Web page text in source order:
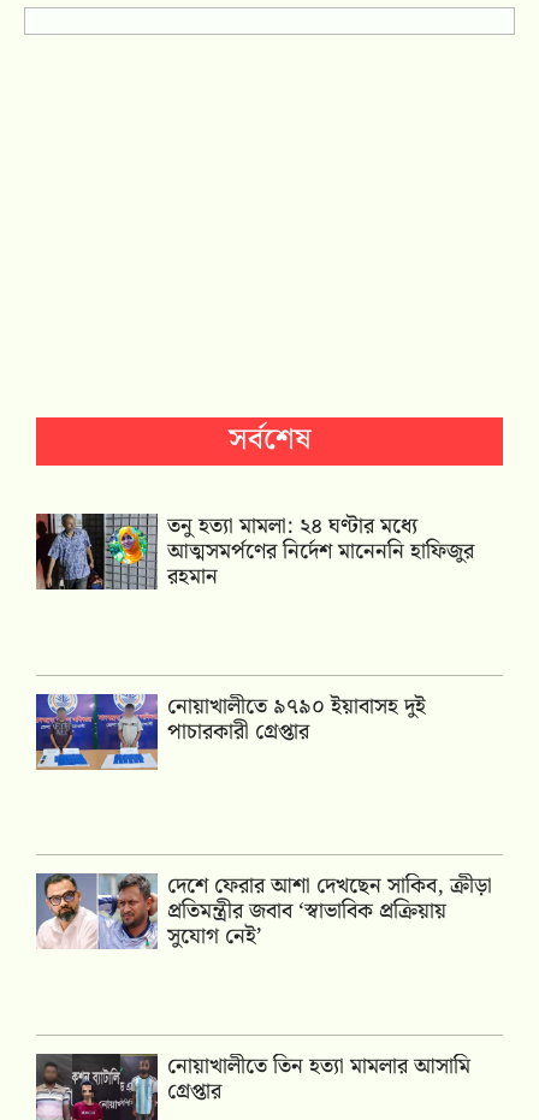
সর্বশেষ
তনু হত্যা মামলা: ২৪ ঘণ্টার মধ্যে
আত্মসমর্পণের নির্দেশ মানেননি হাফিজুর
রহমান
নোয়াখালীতে ৯৭৯০ ইয়াবাসহ দুই
পাচারকারী গ্রেপ্তার
দেশে ফেরার আশা দেখছেন সাকিব, ক্রীড়া
প্রতিমন্ত্রীর জবাব ‘স্বাভাবিক প্রক্রিয়ায়
সুযোগ নেই’
নোয়াখালীতে তিন হত্যা মামলার আসামি
গ্রেপ্তার